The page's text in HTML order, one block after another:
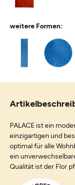
weitere Formen:
PALACE ist ein
einzigartigen und
optimal für alle
ein
Qualität ist der Flor